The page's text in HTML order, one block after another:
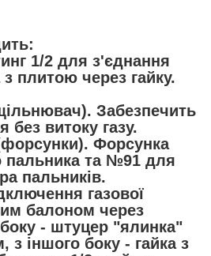
1/2 для з'єднання
плитою через гайку.
Забезпечить
без витоку газу.
Форсунка
та №91 для
пальників.
газової
балоном через
- штуцер "ялинка"
з іншого боку - гайка з